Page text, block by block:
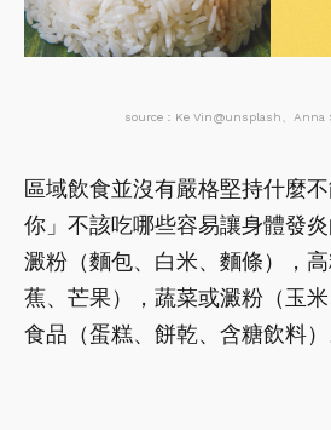
source：Ke Vin@unsplash、Anna
區域飲食並沒有嚴格堅持什麼
你」不該吃哪些容易讓身體發
澱粉（麵包、白米、麵條），
蕉、芒果），蔬菜或澱粉（玉
食品（蛋糕、餅乾、含糖飲料）